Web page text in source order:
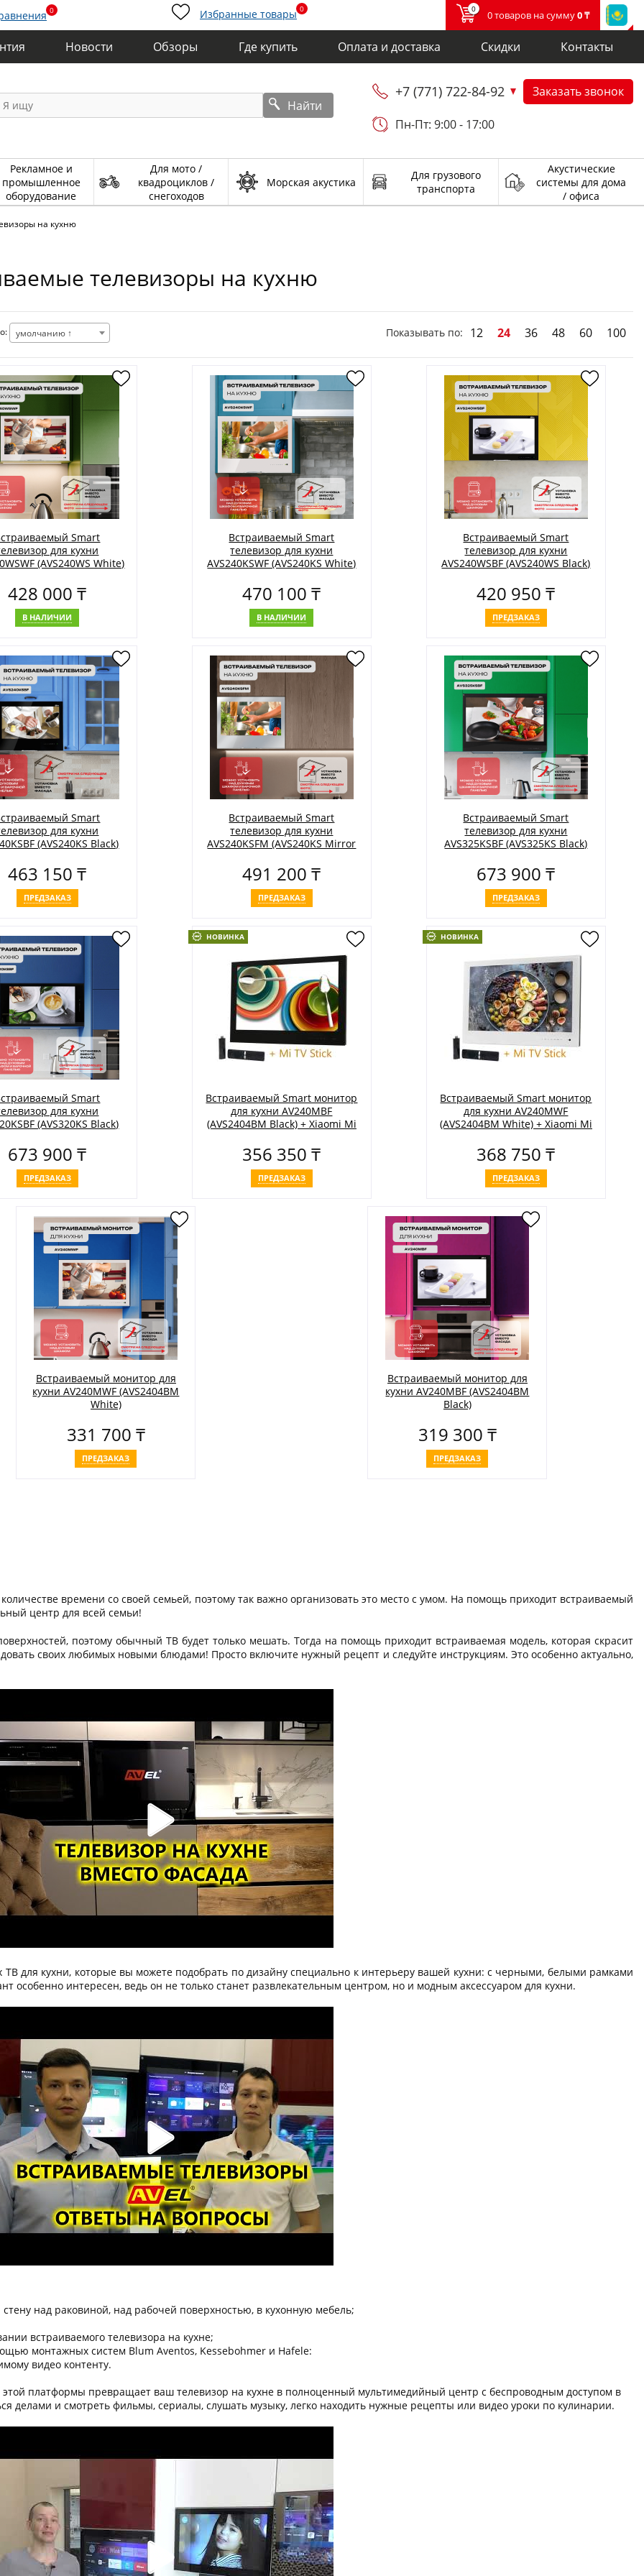
0 Избранные товары 0 0
0 товаров на сумму0 ₸
Новости Обзоры Где купить Оплата и доставка Скидки Контакты
Найти
+7 (771) 722-84-92 Заказать звонок
Пн-Пт: 9:00 - 17:00
Рекламное и
промышленное
оборудование
Для мото /
квадроциклов /
снегоходов
Морская акустика
Для грузового
транспорта
Акустические
системы для дома
/ офиса
на кухню
телевизоры на кухню
умолчанию ↑ Показывать по: 12 24 36 48 60 100
Smart
для кухни
(AVS240WS White)
428 000 ₸
В НАЛИЧИИ
Встраиваемый Smart
телевизор для кухни
AVS240KSWF (AVS240KS White)
470 100 ₸
В НАЛИЧИИ
Встраиваемый Smart
телевизор для кухни
AVS240WSBF (AVS240WS Black)
420 950 ₸
ПРЕДЗАКАЗ
Smart
для кухни
(AVS240KS Black)
463 150 ₸
ПРЕДЗАКАЗ
Встраиваемый Smart
телевизор для кухни
AVS240KSFM (AVS240KS Mirror
491 200 ₸
ПРЕДЗАКАЗ
Встраиваемый Smart
телевизор для кухни
AVS325KSBF (AVS325KS Black)
673 900 ₸
ПРЕДЗАКАЗ
Smart
для кухни
(AVS320KS Black)
673 900 ₸
ПРЕДЗАКАЗ
НОВИНКА
Встраиваемый Smart монитор
для кухни AV240MBF
(AVS2404BM Black) + Xiaomi Mi
356 350 ₸
ПРЕДЗАКАЗ
НОВИНКА
Встраиваемый Smart монитор
для кухни AV240MWF
(AVS2404BM White) + Xiaomi Mi
368 750 ₸
ПРЕДЗАКАЗ
Встраиваемый монитор для
кухни AV240MWF (AVS2404BM
White)
331 700 ₸
ПРЕДЗАКАЗ
Встраиваемый монитор для
кухни AV240MBF (AVS2404BM
Black)
319 300 ₸
ПРЕДЗАКАЗ
времени со своей семьей, поэтому так важно организовать это место с умом. На помощь приходит встраиваемый
центр для всей семьи!
поэтому обычный ТВ будет только мешать. Тогда на помощь приходит встраиваемая модель, которая скрасит
своих любимых новыми блюдами! Просто включите нужный рецепт и следуйте инструкциям. Это особенно актуально,
для кухни, которые вы можете подобрать по дизайну специально к интерьеру вашей кухни: с черными, белыми рамками
особенно интересен, ведь он не только станет развлекательным центром, но и модным аксессуаром для кухни.
над раковиной, над рабочей поверхностью, в кухонную мебель;
встраиваемого телевизора на кухне;
монтажных систем Blum Aventos, Kessebohmer и Hafele:
видео контенту.
платформы превращает ваш телевизор на кухне в полноценный мультимедийный центр с беспроводным доступом в
делами и смотреть фильмы, сериалы, слушать музыку, легко находить нужные рецепты или видео уроки по кулинарии.